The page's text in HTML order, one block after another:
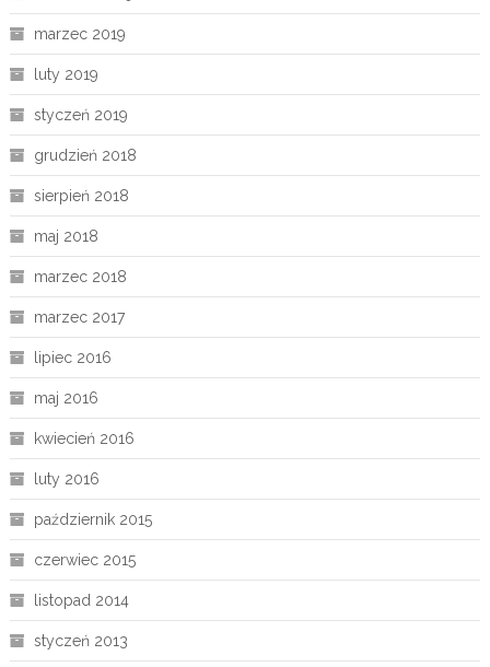
marzec 2019
luty 2019
styczeń 2019
grudzień 2018
sierpień 2018
maj 2018
marzec 2018
marzec 2017
lipiec 2016
maj 2016
kwiecień 2016
luty 2016
październik 2015
czerwiec 2015
listopad 2014
styczeń 2013